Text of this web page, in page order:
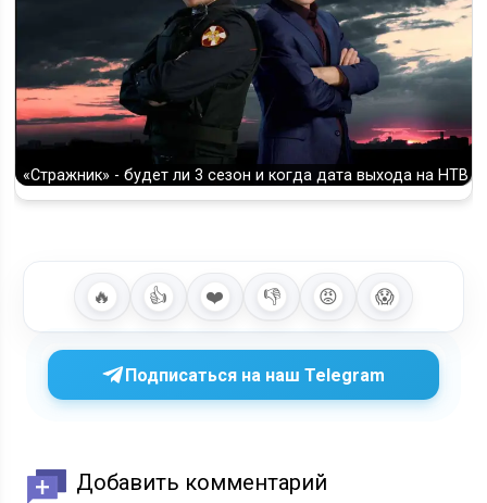
«Стражник» - будет ли 3 сезон и когда дата выхода на НТВ
🔥 👍 ❤️ 👎 😡 😱
Подписаться на наш Telegram
Добавить комментарий